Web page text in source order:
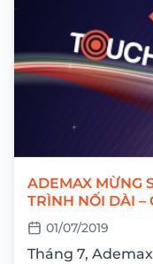
ADEMAX MỪNG
TRÌNH NỐI DÀI –
01/07/2019
Tháng 7,